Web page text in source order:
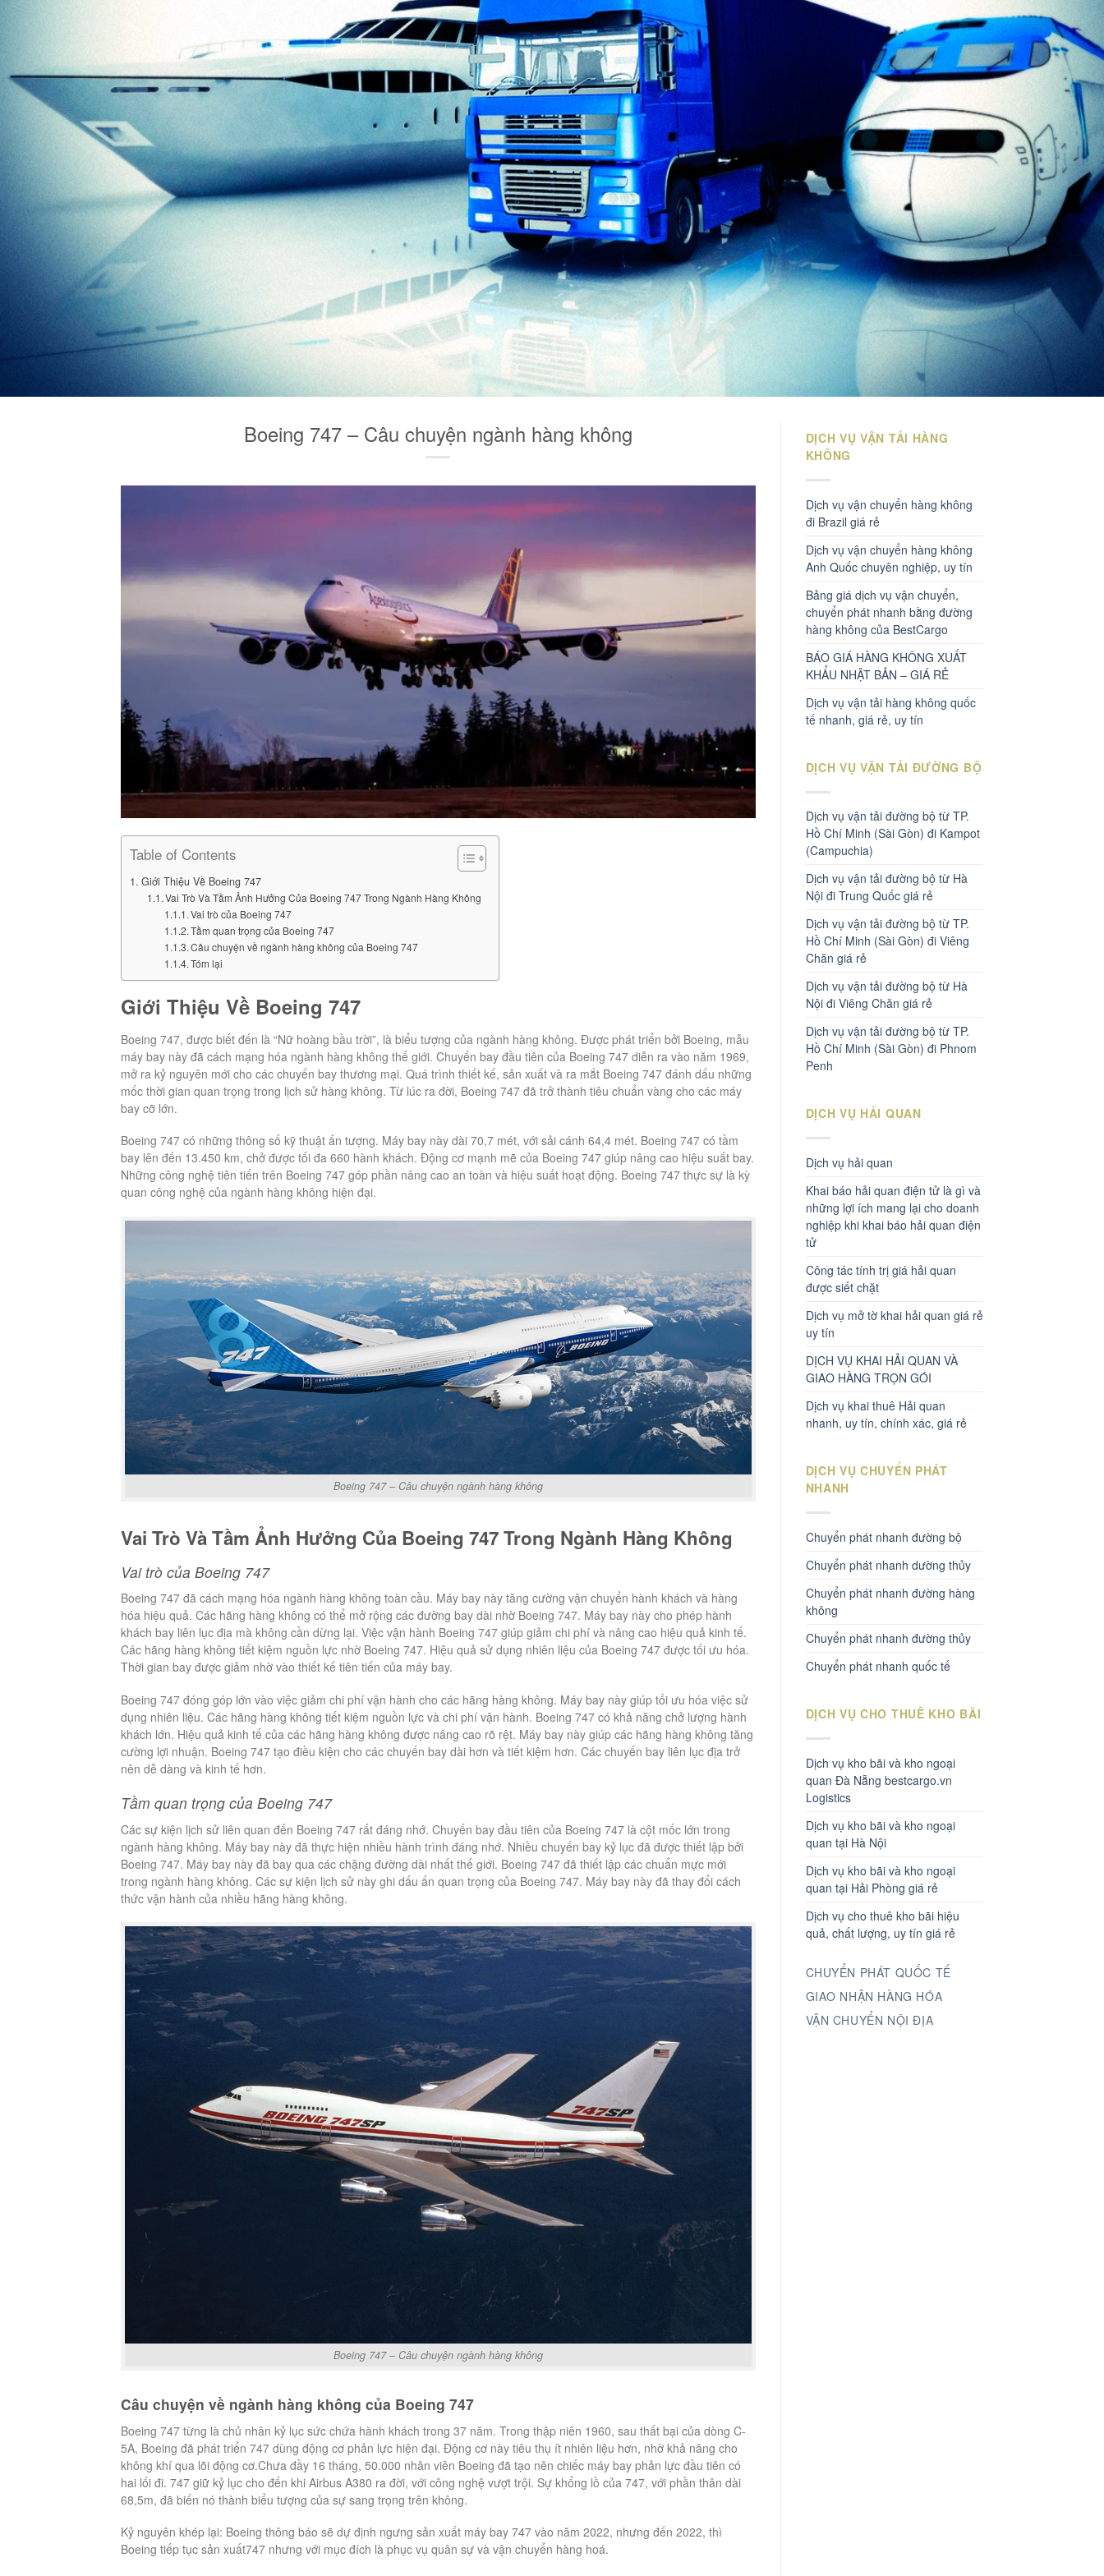
Boeing 747 – Câu chuyện ngành hàng không
Table of Contents
Giới Thiệu Về Boeing 747
Vai Trò Và Tầm Ảnh Hưởng Của Boeing 747 Trong Ngành Hàng Không
Vai trò của Boeing 747
Tầm quan trọng của Boeing 747
Câu chuyện về ngành hàng không của Boeing 747
Tóm lại
Giới Thiệu Về Boeing 747
Boeing 747, được biết đến là “Nữ hoàng bầu trời”, là biểu tượng của ngành hàng không. Được phát triển bởi Boeing, mẫu
máy bay này đã cách mạng hóa ngành hàng không thế giới. Chuyến bay đầu tiên của Boeing 747 diễn ra vào năm 1969,
mở ra kỷ nguyên mới cho các chuyến bay thương mại. Quá trình thiết kế, sản xuất và ra mắt Boeing 747 đánh dấu những
mốc thời gian quan trọng trong lịch sử hàng không. Từ lúc ra đời, Boeing 747 đã trở thành tiêu chuẩn vàng cho các máy
bay cỡ lớn.
Boeing 747 có những thông số kỹ thuật ấn tượng. Máy bay này dài 70,7 mét, với sải cánh 64,4 mét. Boeing 747 có tầm
bay lên đến 13.450 km, chở được tối đa 660 hành khách. Động cơ mạnh mẽ của Boeing 747 giúp nâng cao hiệu suất bay.
Những công nghệ tiên tiến trên Boeing 747 góp phần nâng cao an toàn và hiệu suất hoạt động. Boeing 747 thực sự là kỳ
quan công nghệ của ngành hàng không hiện đại.
Boeing 747 – Câu chuyện ngành hàng không
Vai Trò Và Tầm Ảnh Hưởng Của Boeing 747 Trong Ngành Hàng Không
Vai trò của Boeing 747
Boeing 747 đã cách mạng hóa ngành hàng không toàn cầu. Máy bay này tăng cường vận chuyển hành khách và hàng
hóa hiệu quả. Các hãng hàng không có thể mở rộng các đường bay dài nhờ Boeing 747. Máy bay này cho phép hành
khách bay liên lục địa mà không cần dừng lại. Việc vận hành Boeing 747 giúp giảm chi phí và nâng cao hiệu quả kinh tế.
Các hãng hàng không tiết kiệm nguồn lực nhờ Boeing 747. Hiệu quả sử dụng nhiên liệu của Boeing 747 được tối ưu hóa.
Thời gian bay được giảm nhờ vào thiết kế tiên tiến của máy bay.
Boeing 747 đóng góp lớn vào việc giảm chi phí vận hành cho các hãng hàng không. Máy bay này giúp tối ưu hóa việc sử
dụng nhiên liệu. Các hãng hàng không tiết kiệm nguồn lực và chi phí vận hành. Boeing 747 có khả năng chở lượng hành
khách lớn. Hiệu quả kinh tế của các hãng hàng không được nâng cao rõ rệt. Máy bay này giúp các hãng hàng không tăng
cường lợi nhuận. Boeing 747 tạo điều kiện cho các chuyến bay dài hơn và tiết kiệm hơn. Các chuyến bay liên lục địa trở
nên dễ dàng và kinh tế hơn.
Tầm quan trọng của Boeing 747
Các sự kiện lịch sử liên quan đến Boeing 747 rất đáng nhớ. Chuyến bay đầu tiên của Boeing 747 là cột mốc lớn trong
ngành hàng không. Máy bay này đã thực hiện nhiều hành trình đáng nhớ. Nhiều chuyến bay kỷ lục đã được thiết lập bởi
Boeing 747. Máy bay này đã bay qua các chặng đường dài nhất thế giới. Boeing 747 đã thiết lập các chuẩn mực mới
trong ngành hàng không. Các sự kiện lịch sử này ghi dấu ấn quan trọng của Boeing 747. Máy bay này đã thay đổi cách
thức vận hành của nhiều hãng hàng không.
Boeing 747 – Câu chuyện ngành hàng không
Câu chuyện về ngành hàng không của Boeing 747
Boeing 747 từng là chủ nhân kỷ lục sức chứa hành khách trong 37 năm. Trong thập niên 1960, sau thất bại của dòng C-
5A, Boeing đã phát triển 747 dùng động cơ phản lực hiện đại. Động cơ này tiêu thụ ít nhiên liệu hơn, nhờ khả năng cho
không khí qua lõi động cơ.Chưa đầy 16 tháng, 50.000 nhân viên Boeing đã tạo nên chiếc máy bay phản lực đầu tiên có
hai lối đi. 747 giữ kỷ lục cho đến khi Airbus A380 ra đời, với công nghệ vượt trội. Sự khổng lồ của 747, với phần thân dài
68,5m, đã biến nó thành biểu tượng của sự sang trọng trên không.
Kỷ nguyên khép lại: Boeing thông báo sẽ dự định ngưng sản xuất máy bay 747 vào năm 2022, nhưng đến 2022, thì
Boeing tiếp tục sản xuất747 nhưng với mục đích là phục vụ quân sự và vận chuyển hàng hoá.
DỊCH VỤ VẬN TẢI HÀNG
KHÔNG
Dịch vụ vận chuyển hàng không
đi Brazil giá rẻ
Dịch vụ vận chuyển hàng không
Anh Quốc chuyên nghiệp, uy tín
Bảng giá dịch vụ vận chuyển,
chuyển phát nhanh bằng đường
hàng không của BestCargo
BÁO GIÁ HÀNG KHÔNG XUẤT
KHẨU NHẬT BẢN – GIÁ RẺ
Dịch vụ vận tải hàng không quốc
tế nhanh, giá rẻ, uy tín
DỊCH VỤ VẬN TẢI ĐƯỜNG BỘ
Dịch vụ vận tải đường bộ từ TP.
Hồ Chí Minh (Sài Gòn) đi Kampot
(Campuchia)
Dịch vụ vận tải đường bộ từ Hà
Nội đi Trung Quốc giá rẻ
Dịch vụ vận tải đường bộ từ TP.
Hồ Chí Minh (Sài Gòn) đi Viêng
Chăn giá rẻ
Dịch vụ vận tải đường bộ từ Hà
Nội đi Viêng Chăn giá rẻ
Dịch vụ vận tải đường bộ từ TP.
Hồ Chí Minh (Sài Gòn) đi Phnom
Penh
DỊCH VỤ HẢI QUAN
Dịch vụ hải quan
Khai báo hải quan điện tử là gì và
những lợi ích mang lại cho doanh
nghiệp khi khai báo hải quan điện
tử
Công tác tính trị giá hải quan
được siết chặt
Dịch vụ mở tờ khai hải quan giá rẻ
uy tín
DỊCH VỤ KHAI HẢI QUAN VÀ
GIAO HÀNG TRỌN GÓI
Dịch vụ khai thuê Hải quan
nhanh, uy tín, chính xác, giá rẻ
DỊCH VỤ CHUYỂN PHÁT
NHANH
Chuyển phát nhanh đường bộ
Chuyển phát nhanh dường thủy
Chuyển phát nhanh đường hàng
không
Chuyển phát nhanh đường thủy
Chuyển phát nhanh quốc tế
DỊCH VỤ CHO THUÊ KHO BÃI
Dịch vụ kho bãi và kho ngoại
quan Đà Nẵng bestcargo.vn
Logistics
Dịch vụ kho bãi và kho ngoại
quan tại Hà Nội
Dịch vụ kho bãi và kho ngoại
quan tại Hải Phòng giá rẻ
Dịch vụ cho thuê kho bãi hiệu
quả, chất lượng, uy tín giá rẻ
CHUYỂN PHÁT QUỐC TẾ
GIAO NHẬN HÀNG HÓA
VẬN CHUYỂN NỘI ĐỊA